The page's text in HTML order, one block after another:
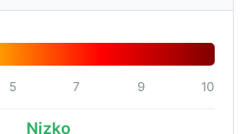
5 7 9 10
Nizko